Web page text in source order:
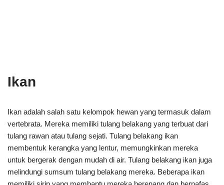
Ikan
Ikan adalah salah satu kelompok hewan yang termasuk dalam
vertebrata. Mereka memiliki tulang belakang yang terbuat dari
tulang rawan atau tulang sejati. Tulang belakang ikan
membentuk kerangka yang lentur, memungkinkan mereka
untuk bergerak dengan mudah di air. Tulang belakang ikan juga
melindungi sumsum tulang belakang mereka. Beberapa ikan